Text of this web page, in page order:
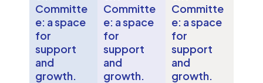
Committe
e: a space
for
support
and
growth.
Committe
e: a space
for
support
and
growth.
Committe
e: a space
for
support
and
growth.